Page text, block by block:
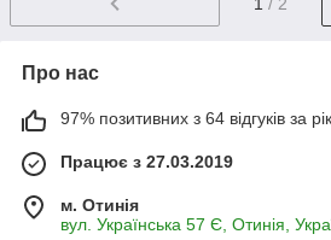
Про нас
97% позитивних з 64 відгуків за рік
Працює з 27.03.2019
м. Отинія
вул. Українська 57 Є, Отинія,